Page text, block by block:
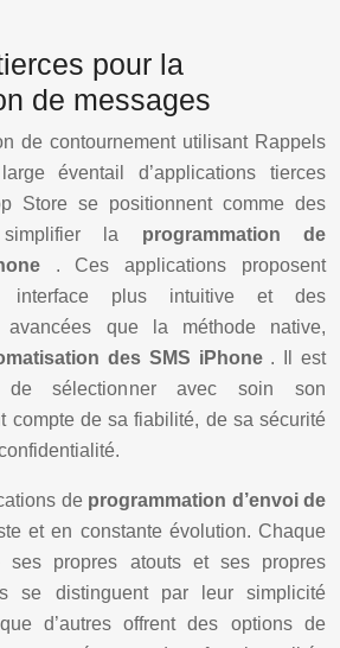
pour la
de messages
de contournement utilisant Rappels
éventail d’applications tierces
Store se positionnent comme des
simplifier la programmation de
. Ces applications proposent
interface plus intuitive et des
avancées que la méthode native,
des SMS iPhone . Il est
de sélectionner avec soin son
compte de sa fiabilité, de sa sécurité
de programmation d’envoi de
et en constante évolution. Chaque
ses propres atouts et ses propres
se distinguent par leur simplicité
d’autres offrent des options de